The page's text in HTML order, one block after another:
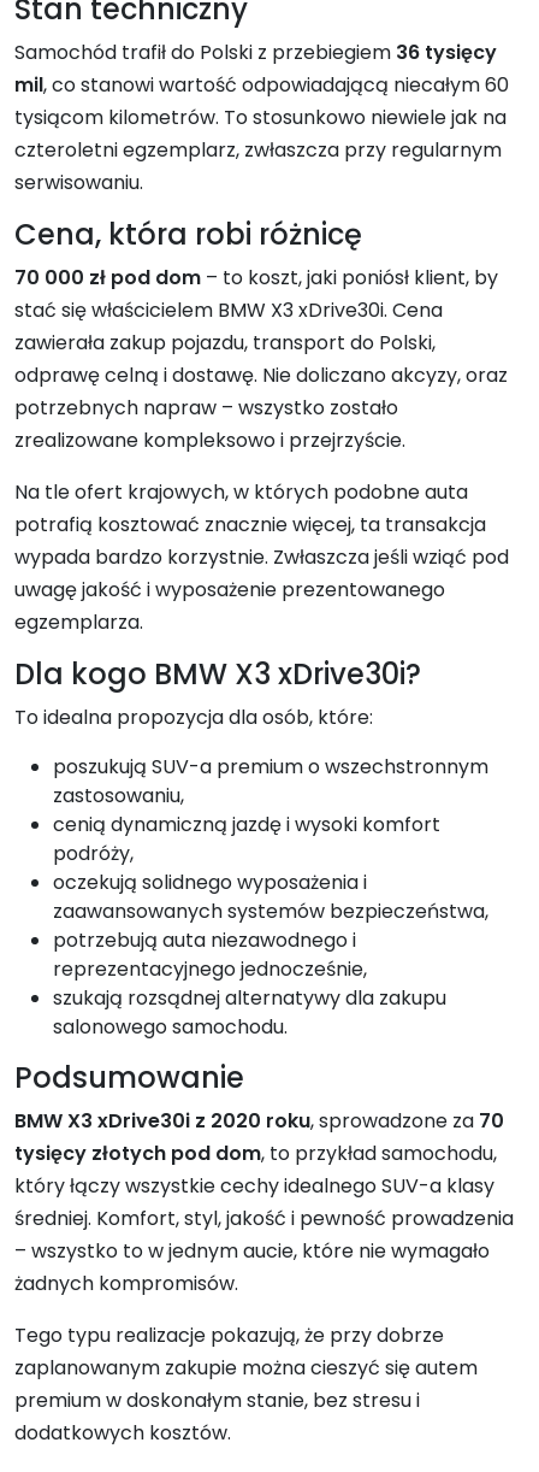
Stan techniczny
Samochód trafił do Polski z przebiegiem 36 tysięcy
mil, co stanowi wartość odpowiadającą niecałym 60
tysiącom kilometrów. To stosunkowo niewiele jak na
czteroletni egzemplarz, zwłaszcza przy regularnym
serwisowaniu.
Cena, która robi różnicę
70 000 zł pod dom – to koszt, jaki poniósł klient, by
stać się właścicielem BMW X3 xDrive30i. Cena
zawierała zakup pojazdu, transport do Polski,
odprawę celną i dostawę. Nie doliczano akcyzy, oraz
potrzebnych napraw – wszystko zostało
zrealizowane kompleksowo i przejrzyście.
Na tle ofert krajowych, w których podobne auta
potrafią kosztować znacznie więcej, ta transakcja
wypada bardzo korzystnie. Zwłaszcza jeśli wziąć pod
uwagę jakość i wyposażenie prezentowanego
egzemplarza.
Dla kogo BMW X3 xDrive30i?
To idealna propozycja dla osób, które:
poszukują SUV-a premium o wszechstronnym
zastosowaniu,
cenią dynamiczną jazdę i wysoki komfort
podróży,
oczekują solidnego wyposażenia i
zaawansowanych systemów bezpieczeństwa,
potrzebują auta niezawodnego i
reprezentacyjnego jednocześnie,
szukają rozsądnej alternatywy dla zakupu
salonowego samochodu.
Podsumowanie
BMW X3 xDrive30i z 2020 roku, sprowadzone za 70
tysięcy złotych pod dom, to przykład samochodu,
który łączy wszystkie cechy idealnego SUV-a klasy
średniej. Komfort, styl, jakość i pewność prowadzenia
– wszystko to w jednym aucie, które nie wymagało
żadnych kompromisów.
Tego typu realizacje pokazują, że przy dobrze
zaplanowanym zakupie można cieszyć się autem
premium w doskonałym stanie, bez stresu i
dodatkowych kosztów.